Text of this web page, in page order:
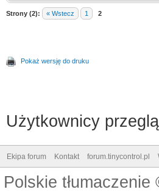
Strony (2): « Wstecz 1 2
Pokaż wersję do druku
Użytkownicy
Ekipa forum Kontakt forum.tinycontrol.pl
Polskie